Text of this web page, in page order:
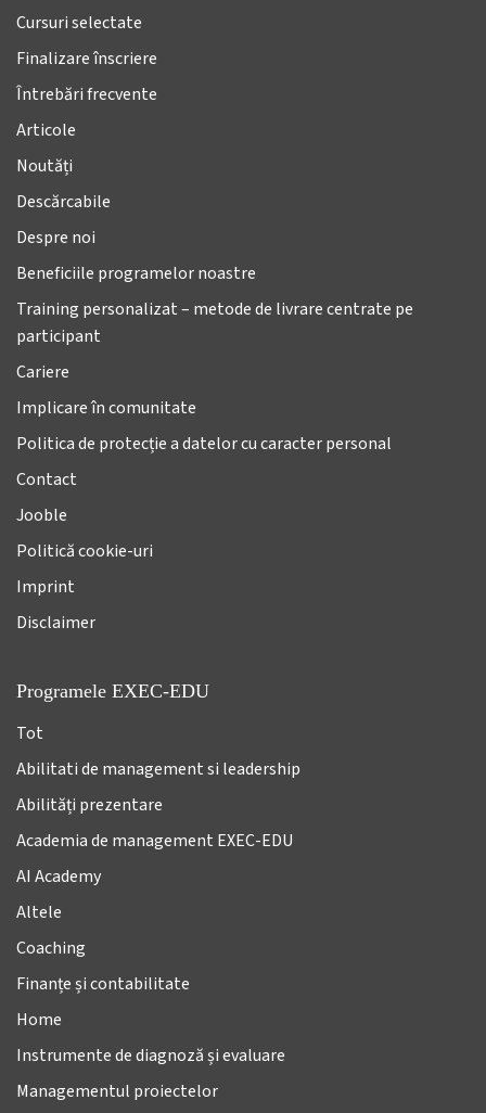
Cursuri selectate
Finalizare înscriere
Întrebări frecvente
Articole
Noutăți
Descărcabile
Despre noi
Beneficiile programelor noastre
Training personalizat – metode de livrare centrate pe
participant
Cariere
Implicare în comunitate
Politica de protecție a datelor cu caracter personal
Contact
Jooble
Politică cookie-uri
Imprint
Disclaimer
Programele EXEC-EDU
Tot
Abilitati de management si leadership
Abilități prezentare
Academia de management EXEC-EDU
AI Academy
Altele
Coaching
Finanțe și contabilitate
Home
Instrumente de diagnoză și evaluare
Managementul proiectelor